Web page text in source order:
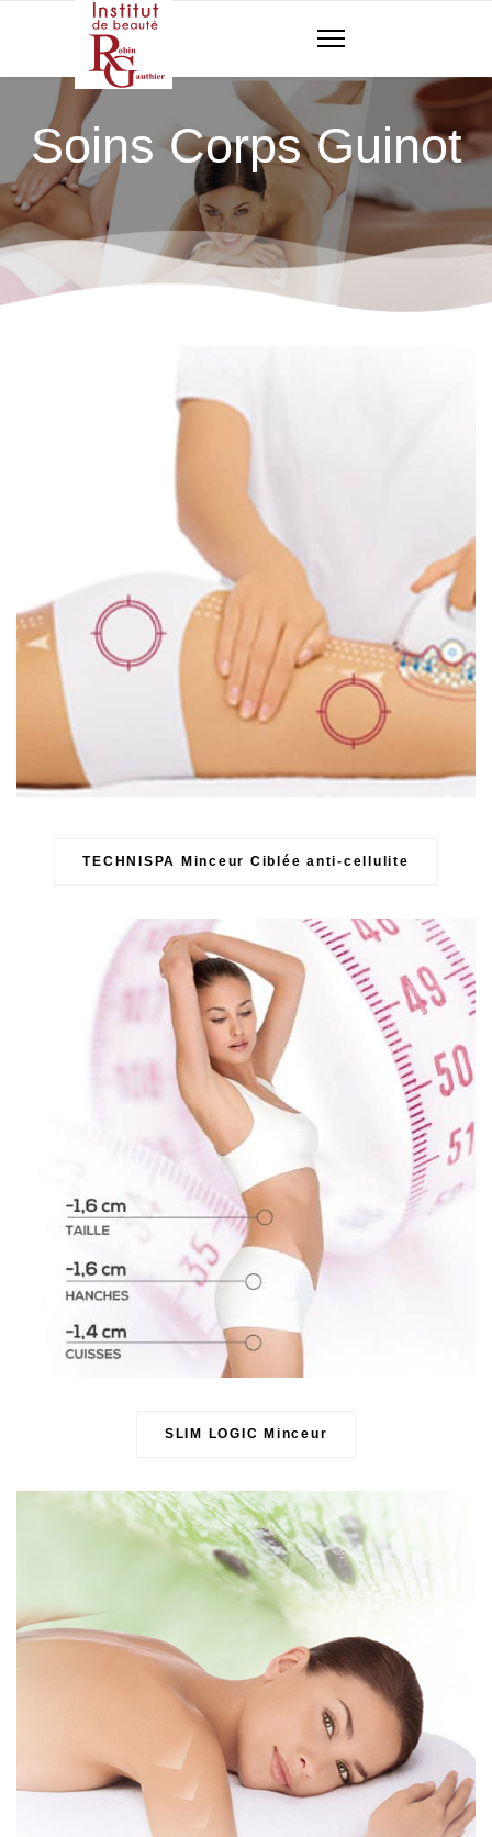
Soins Corps Guinot
TECHNISPA Minceur Ciblée anti-cellulite
SLIM LOGIC Minceur